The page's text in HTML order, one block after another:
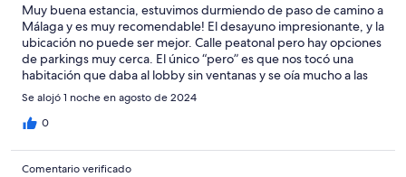
Muy buena estancia, estuvimos durmiendo de paso de camino a
Málaga y es muy recomendable! El desayuno impresionante, y la
ubicación no puede ser mejor. Calle peatonal pero hay opciones
de parkings muy cerca. El único “pero” es que nos tocó una
habitación que daba al lobby sin ventanas y se oía mucho a las
otras habitaciones.
Se alojó 1 noche en agosto de 2024
0
Comentario verificado